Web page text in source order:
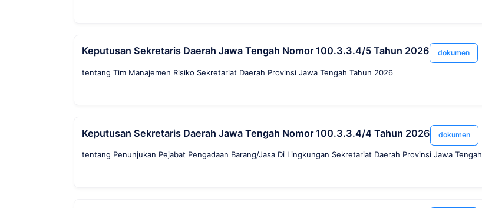
Keputusan Sekretaris Daerah Jawa Tengah Nomor 100.3.3.4/5 Tahun 2026 dokumen
tentang Tim Manajemen Risiko Sekretariat Daerah Provinsi Jawa Tengah Tahun 2026
Keputusan Sekretaris Daerah Jawa Tengah Nomor 100.3.3.4/4 Tahun 2026 dokumen
tentang Penunjukan Pejabat Pengadaan Barang/Jasa Di Lingkungan Sekretariat Daerah Provinsi Jawa Tengah